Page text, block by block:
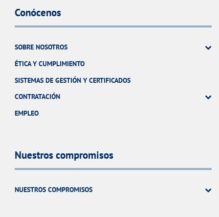
Conócenos
SOBRE NOSOTROS
ÉTICA Y CUMPLIMIENTO
SISTEMAS DE GESTIÓN Y CERTIFICADOS
CONTRATACIÓN
EMPLEO
Nuestros compromisos
NUESTROS COMPROMISOS